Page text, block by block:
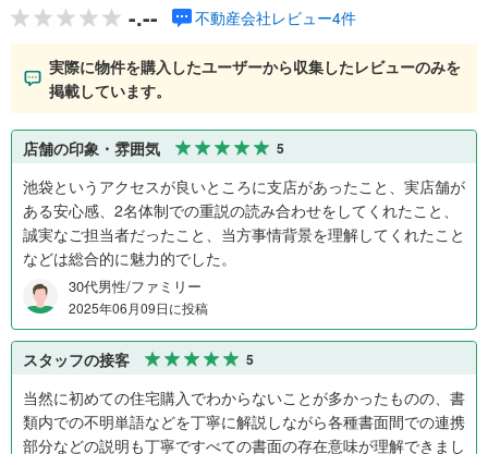
-.-- 不動産会社レビュー4件
実際に物件を購入したユーザーから収集したレビューのみを
掲載しています。
店舗の印象・雰囲気 5
池袋というアクセスが良いところに支店があったこと、実店舗が
ある安心感、2名体制での重説の読み合わせをしてくれたこと、
誠実なご担当者だったこと、当方事情背景を理解してくれたこと
などは総合的に魅力的でした。
30代男性/ファミリー
2025年06月09日に投稿
スタッフの接客 5
当然に初めての住宅購入でわからないことが多かったものの、書
類内での不明単語などを丁寧に解説しながら各種書面間での連携
部分などの説明も丁寧ですべての書面の存在意味が理解できまし